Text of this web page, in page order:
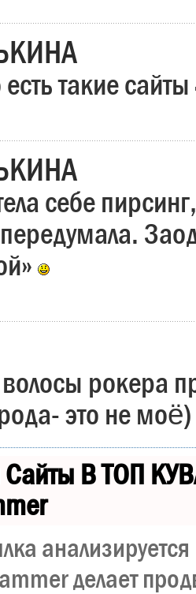
такие сайты
себе
рокера
это не моё)
В ТОП
делает